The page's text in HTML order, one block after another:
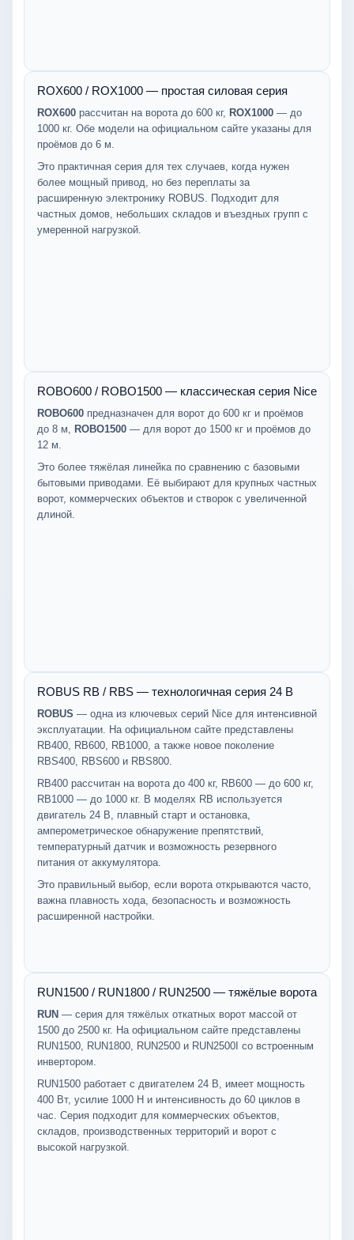
ROX600 / ROX1000 — простая силовая серия
ROX600 рассчитан на ворота до 600 кг, ROX1000 — до
1000 кг. Обе модели на официальном сайте указаны для
проёмов до 6 м.
Это практичная серия для тех случаев, когда нужен
более мощный привод, но без переплаты за
расширенную электронику ROBUS. Подходит для
частных домов, небольших складов и въездных групп с
умеренной нагрузкой.
ROBO600 / ROBO1500 — классическая серия Nice
ROBO600 предназначен для ворот до 600 кг и проёмов
до 8 м, ROBO1500 — для ворот до 1500 кг и проёмов до
12 м.
Это более тяжёлая линейка по сравнению с базовыми
бытовыми приводами. Её выбирают для крупных частных
ворот, коммерческих объектов и створок с увеличенной
длиной.
ROBUS RB / RBS — технологичная серия 24 В
ROBUS — одна из ключевых серий Nice для интенсивной
эксплуатации. На официальном сайте представлены
RB400, RB600, RB1000, а также новое поколение
RBS400, RBS600 и RBS800.
RB400 рассчитан на ворота до 400 кг, RB600 — до 600 кг,
RB1000 — до 1000 кг. В моделях RB используется
двигатель 24 В, плавный старт и остановка,
амперометрическое обнаружение препятствий,
температурный датчик и возможность резервного
питания от аккумулятора.
Это правильный выбор, если ворота открываются часто,
важна плавность хода, безопасность и возможность
расширенной настройки.
RUN1500 / RUN1800 / RUN2500 — тяжёлые ворота
RUN — серия для тяжёлых откатных ворот массой от
1500 до 2500 кг. На официальном сайте представлены
RUN1500, RUN1800, RUN2500 и RUN2500I со встроенным
инвертором.
RUN1500 работает с двигателем 24 В, имеет мощность
400 Вт, усилие 1000 Н и интенсивность до 60 циклов в
час. Серия подходит для коммерческих объектов,
складов, производственных территорий и ворот с
высокой нагрузкой.